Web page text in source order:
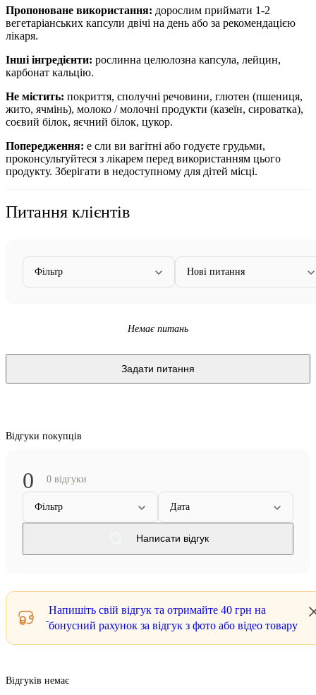
Пропоноване використання: дорослим приймати 1-2
вегетаріанських капсули двічі на день або за рекомендацією
лікаря.
Інші інгредієнти: рослинна целюлозна капсула, лейцин,
карбонат кальцію.
Не містить: покриття, сполучні речовини, глютен (пшениця,
жито, ячмінь), молоко / молочні продукти (казеїн, сироватка),
соєвий білок, яєчний білок, цукор.
Попередження: е сли ви вагітні або годуєте грудьми,
проконсультуйтеся з лікарем перед використанням цього
продукту. Зберігати в недоступному для дітей місці.
Питання клієнтів
Фільтр Нові питання
Немає питань
Задати питання
Відгуки покупців
0 0 відгуки
Фільтр Дата
Написати відгук
Напишіть свій відгук та отримайте 40 грн на
бонусний рахунок за відгук з фото або відео товару
Відгуків немає